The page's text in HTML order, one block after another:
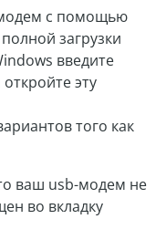
с помощью
загрузки
введите
эту
того как
ваш usb-модем не
во вкладку